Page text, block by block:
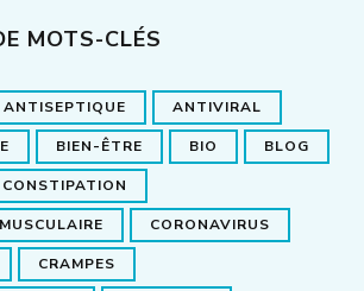
MOTS-CLÉS
ANTISEPTIQUE ANTIVIRAL
BIEN-ÊTRE BIO BLOG
CONSTIPATION
CORONAVIRUS
CRAMPES